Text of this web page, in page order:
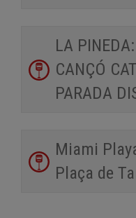
LA
CANÇÓ
PARADA
Miami
Plaça de